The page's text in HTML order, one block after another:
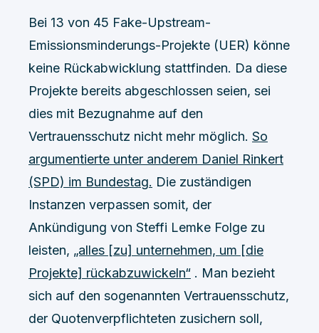
Bei 13 von 45 Fake-Upstream-
Emissionsminderungs-Projekte (UER) könne
keine Rückabwicklung stattfinden. Da diese
Projekte bereits abgeschlossen seien, sei
dies mit Bezugnahme auf den
Vertrauensschutz nicht mehr möglich. So
argumentierte unter anderem Daniel Rinkert
(SPD) im Bundestag. Die zuständigen
Instanzen verpassen somit, der
Ankündigung von Steffi Lemke Folge zu
leisten, „alles [zu] unternehmen, um [die
Projekte] rückabzuwickeln“ . Man bezieht
sich auf den sogenannten Vertrauensschutz,
der Quotenverpflichteten zusichern soll,